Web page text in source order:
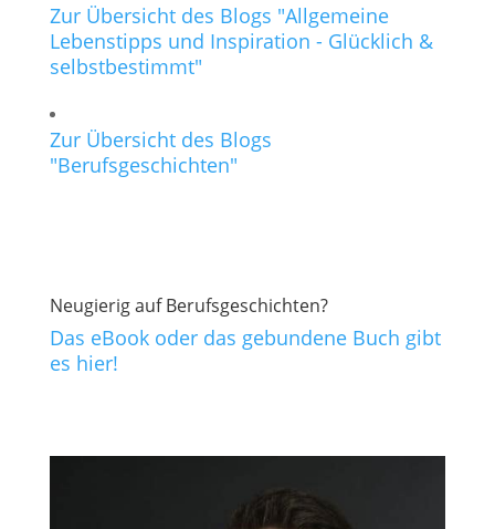
Zur Übersicht des Blogs "Allgemeine
Lebenstipps und Inspiration - Glücklich &
selbstbestimmt"
Zur Übersicht des Blogs
"Berufsgeschichten"
Neugierig auf Berufsgeschichten?
Das eBook oder das gebundene Buch gibt
es hier!